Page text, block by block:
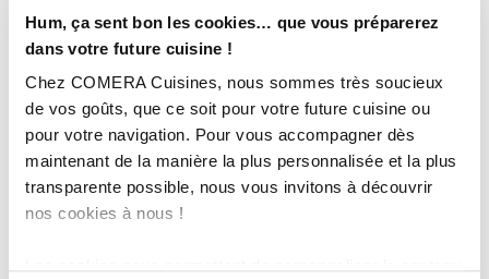
Hum, ça sent bon les cookies… que vous préparerez
dans votre future cuisine !
Chez COMERA Cuisines, nous sommes très soucieux
de vos goûts, que ce soit pour votre future cuisine ou
pour votre navigation. Pour vous accompagner dès
maintenant de la manière la plus personnalisée et la plus
transparente possible, nous vous invitons à découvrir
nos cookies à nous !
Superficie :Plus de 20m²
Année :2020
Ville : Figeac (46)
Magasin : COMERA Cuisines à Figeac (46)
COMERA
Rencontrez votre cuisiniste